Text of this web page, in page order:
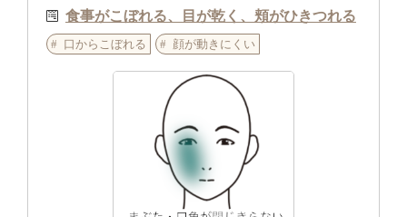
食事がこぼれる、目が乾く、頬がひきつれる
口からこぼれる 顔が動きにくい